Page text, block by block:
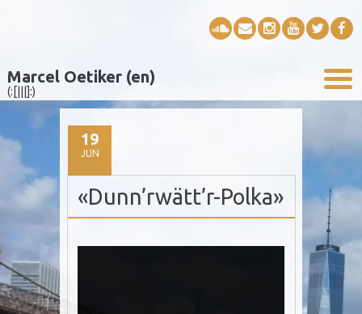
Marcel Oetiker (en)
(:[|||]:)
19
JUN
«Dunn’rwätt’r-Polka»